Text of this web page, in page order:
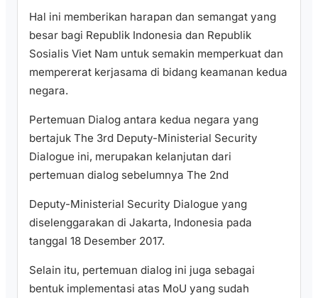
Hal ini memberikan harapan dan semangat yang
besar bagi Republik Indonesia dan Republik
Sosialis Viet Nam untuk semakin memperkuat dan
mempererat kerjasama di bidang keamanan kedua
negara.
Pertemuan Dialog antara kedua negara yang
bertajuk The 3rd Deputy-Ministerial Security
Dialogue ini, merupakan kelanjutan dari
pertemuan dialog sebelumnya The 2nd
Deputy-Ministerial Security Dialogue yang
diselenggarakan di Jakarta, Indonesia pada
tanggal 18 Desember 2017.
Selain itu, pertemuan dialog ini juga sebagai
bentuk implementasi atas MoU yang sudah